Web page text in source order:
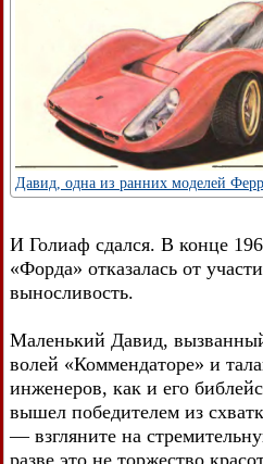
Давид, одна из ранних моделей
И Голиаф сдался. В конце
«Форда» отказалась от
выносливость.
Маленький Давид,
волей «Коммендаторе» и
инженеров, как и его
вышел победителем из
— взгляните на
разве это не торжество